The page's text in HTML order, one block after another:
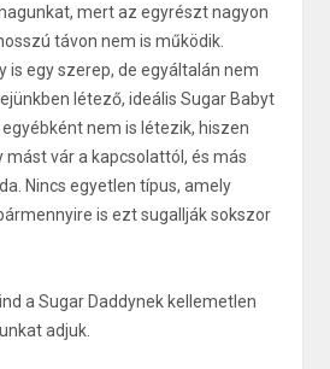
mert az egyrészt nagyon
távon nem is működik.
is egy szerep, de egyáltalán nem
létező, ideális Sugar Babyt
nem is létezik, hiszen
mást vár a kapcsolattól, és más
Nincs egyetlen típus, amely
is ezt sugallják sokszor
a Sugar Daddynek kellemetlen
adjuk.